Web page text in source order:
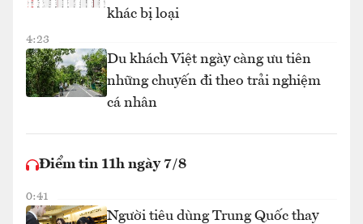
khác bị loại
4:23
Du khách Việt ngày càng ưu tiên
những chuyến đi theo trải nghiệm
cá nhân
Điểm tin 11h ngày 7/8
0:41
Người tiêu dùng Trung Quốc thay